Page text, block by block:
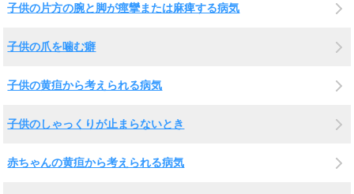
子供の片方の腕と脚が痙攣または麻痺する病気
子供の爪を噛む癖
子供の黄疸から考えられる病気
子供のしゃっくりが止まらないとき
赤ちゃんの黄疸から考えられる病気